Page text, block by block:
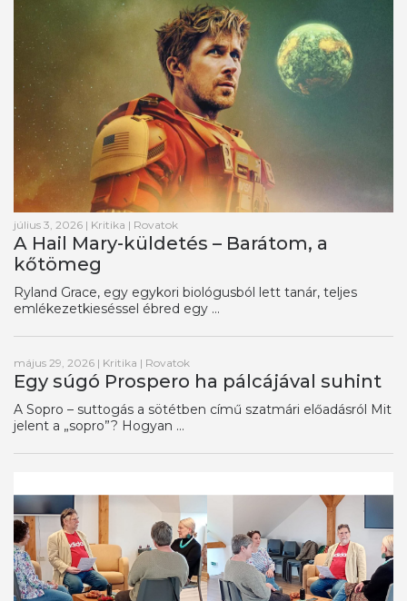
július 3, 2026 | Kritika | Rovatok
A Hail Mary-küldetés – Barátom, a
kőtömeg
Ryland Grace, egy egykori biológusból lett tanár, teljes
emlékezetkieséssel ébred egy ...
május 29, 2026 | Kritika | Rovatok
Egy súgó Prospero ha pálcájával suhint
A Sopro – suttogás a sötétben című szatmári előadásról Mit
jelent a „sopro”? Hogyan ...